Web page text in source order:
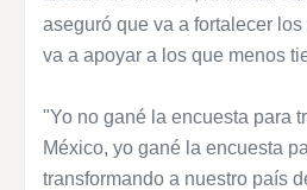
aseguró que va a fortalecer
va a apoyar a los que menos
"Yo no gané la encuesta para
México, yo gané la encuesta
transformando a nuestro país